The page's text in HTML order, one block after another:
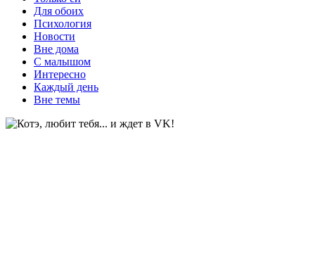
Для обоих
Психология
Новости
Вне дома
С малышом
Интересно
Каждый день
Вне темы